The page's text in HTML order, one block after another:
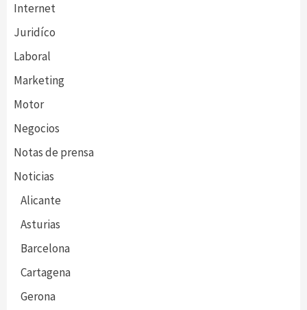
Internet
Juridíco
Laboral
Marketing
Motor
Negocios
Notas de prensa
Noticias
Alicante
Asturias
Barcelona
Cartagena
Gerona